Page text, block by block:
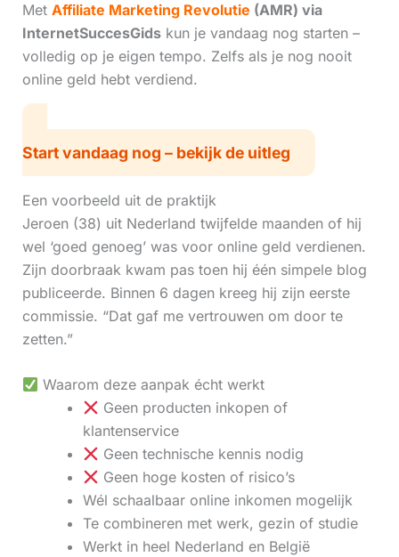
Met Affiliate Marketing Revolutie (AMR) via
InternetSuccesGidskun je vandaag nog starten –
volledig op je eigen tempo. Zelfs als je nog nooit
online geld hebt verdiend.
Start vandaag nog – bekijk de uitleg
Een voorbeeld uit de praktijk
Jeroen (38) uit Nederland twijfelde maanden of hij
wel ‘goed genoeg’ was voor online geld verdienen.
Zijn doorbraak kwam pas toen hij één simpele blog
publiceerde. Binnen 6 dagen kreeg hij zijn eerste
commissie. “Dat gaf me vertrouwen om door te
zetten.”
Waarom deze aanpak écht werkt
Geen producten inkopen of
klantenservice
Geen technische kennis nodig
Geen hoge kosten of risico’s
Wél schaalbaar online inkomen mogelijk
Te combineren met werk, gezin of studie
Werkt in heel Nederland en België